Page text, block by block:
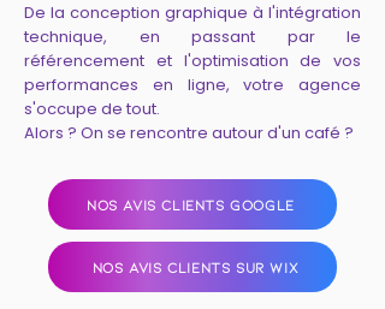
De la conception graphique à l'intégration
technique, en passant par le
référencement et l'optimisation de vos
performances en ligne, votre agence
s'occupe de tout.
Alors ? On se rencontre autour d'un café ?
NOS AVIS CLIENTS GOOGLE
NOS AVIS CLIENTS SUR WIX